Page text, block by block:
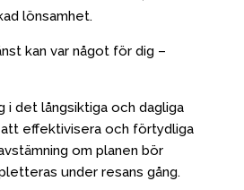
lönsamhet.
kan var något för dig –
i det långsiktiga och dagliga
effektivisera och förtydliga
om planen bör
under resans gång.